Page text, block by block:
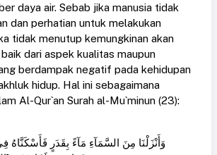
daya air. Sebab jika manusia tidak
dan perhatian untuk melakukan
tidak menutup kemungkinan akan
dari aspek kualitas maupun
berdampak negatif pada kehidupan
hidup. Hal ini sebagaimana
Al-Qur`an Surah al-Mu`minun (23):
وَأَنْزَلْنَا مِنَ السَّمَآءِ مَآءً بِقَدَرٍ فَأَسْكَنَّاهُ